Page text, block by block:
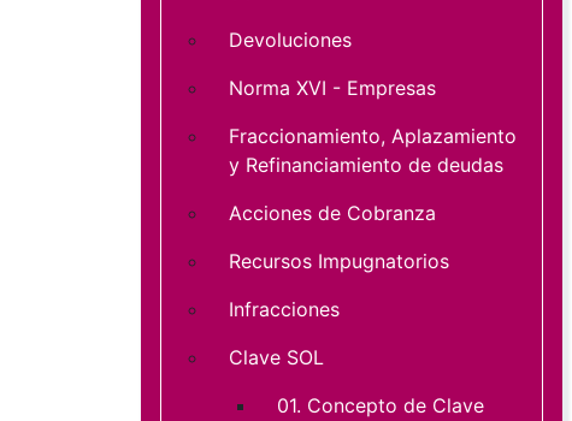
Devoluciones
Norma XVI - Empresas
Fraccionamiento, Aplazamiento
y Refinanciamiento de deudas
Acciones de Cobranza
Recursos Impugnatorios
Infracciones
Clave SOL
01. Concepto de Clave